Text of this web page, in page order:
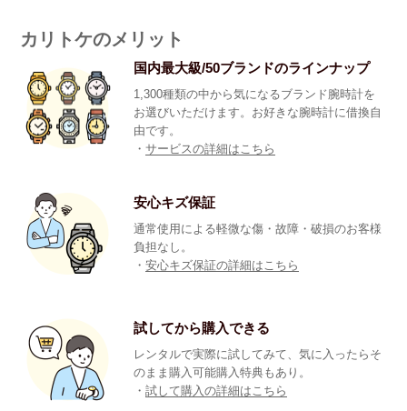
カリトケのメリット
国内最大級/50ブランドのラインナップ
1,300種類の中から気になるブランド腕時計を
お選びいただけます。お好きな腕時計に借換自
由です。
・サービスの詳細はこちら
安心キズ保証
通常使用による軽微な傷・故障・破損のお客様
負担なし。
・安心キズ保証の詳細はこちら
試してから購入できる
レンタルで実際に試してみて、気に入ったらそ
のまま購入可能購入特典もあり。
・試して購入の詳細はこちら